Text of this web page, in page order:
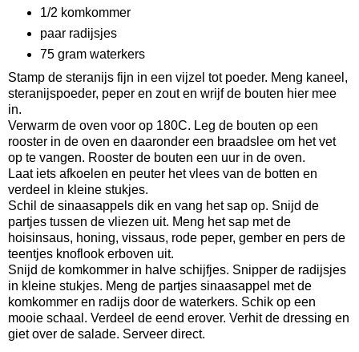
1/2 komkommer
paar radijsjes
75 gram waterkers
Stamp de steranijs fijn in een vijzel tot poeder. Meng kaneel,
steranijspoeder, peper en zout en wrijf de bouten hier mee
in.
Verwarm de oven voor op 180C. Leg de bouten op een
rooster in de oven en daaronder een braadslee om het vet
op te vangen. Rooster de bouten een uur in de oven.
Laat iets afkoelen en peuter het vlees van de botten en
verdeel in kleine stukjes.
Schil de sinaasappels dik en vang het sap op. Snijd de
partjes tussen de vliezen uit. Meng het sap met de
hoisinsaus, honing, vissaus, rode peper, gember en pers de
teentjes knoflook erboven uit.
Snijd de komkommer in halve schijfjes. Snipper de radijsjes
in kleine stukjes. Meng de partjes sinaasappel met de
komkommer en radijs door de waterkers. Schik op een
mooie schaal. Verdeel de eend erover. Verhit de dressing en
giet over de salade. Serveer direct.